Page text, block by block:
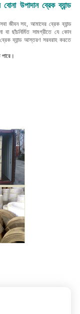
উপাদান ব্রেক ব্যান্ড
জীবন সহ, আমাদের ব্রেক ব্যান্ড
ছাঁচনির্মিত সামগ্রীতে যে কোন
ব্যান্ড আস্তরণ সরবরাহ করতে